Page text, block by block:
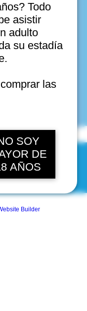
Todo
asistir
adulto
su estadía
las
SOY
DE
AÑOS
Builder
m.
m.
m.